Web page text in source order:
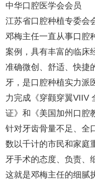
中华口腔医学会会员
江苏省口腔种植专委会
邓梅主任一直从事口腔
案例，具有丰富的临床
准确微创、舒适、快捷
牙，是口腔种植实力派
力完成《穿颧穿翼VIIV
证》和《美国加州口腔
针对牙齿骨量不足、全
数以千计的市民和家庭
牙手术的态度、负责、
这就是邓梅主任的细腻